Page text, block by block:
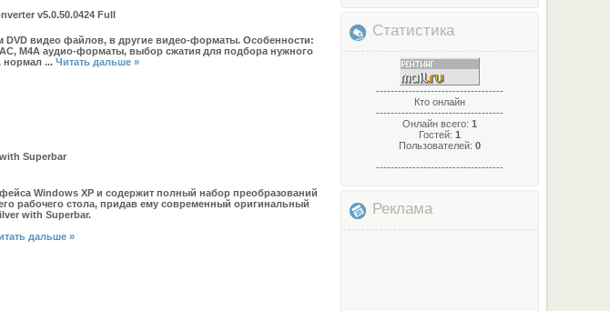
DVD видео файлов, в другие видео-форматы. Особенности:
M4A аудио-форматы, выбор сжатия для подбора нужного
нормал...Читать дальше »
Windows XP и содержит полный набор преобразований
рабочего стола, придав ему современный оригинальный
with Superbar.
дальше »
Статистика
-----------------------------------
Кто онлайн
-----------------------------------
Онлайн всего:1
Гостей:1
Пользователей:0
-----------------------------------
Реклама